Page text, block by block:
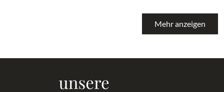
Mehr anzeigen